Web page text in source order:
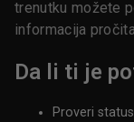
trenutku možete
informacija
Da li ti je
Proveri